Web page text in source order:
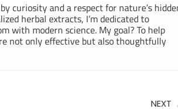
curiosity and a respect for nature’s
herbal extracts, I’m dedicated to
with modern science. My goal? To help
not only effective but also thoughtfully
NEXT